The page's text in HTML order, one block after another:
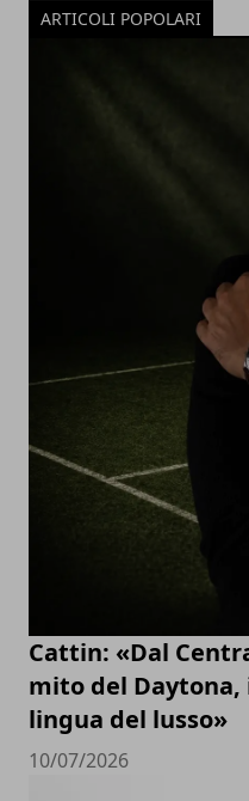
ARTICOLI POPOLARI
Cattin: «Dal
mito del
lingua del lusso»
10/07/2026